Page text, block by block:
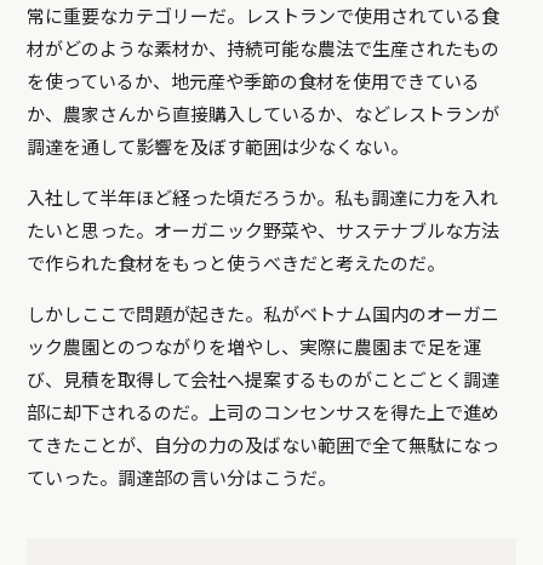
常に重要なカテゴリーだ。レストランで使用されている食
材がどのような素材か、持続可能な農法で生産されたもの
を使っているか、地元産や季節の食材を使用できている
か、農家さんから直接購入しているか、などレストランが
調達を通して影響を及ぼす範囲は少なくない。
入社して半年ほど経った頃だろうか。私も調達に力を入れ
たいと思った。オーガニック野菜や、サステナブルな方法
で作られた食材をもっと使うべきだと考えたのだ。
しかしここで問題が起きた。私がベトナム国内のオーガニ
ック農園とのつながりを増やし、実際に農園まで足を運
び、見積を取得して会社へ提案するものがことごとく調達
部に却下されるのだ。上司のコンセンサスを得た上で進め
てきたことが、自分の力の及ばない範囲で全て無駄になっ
ていった。調達部の言い分はこうだ。